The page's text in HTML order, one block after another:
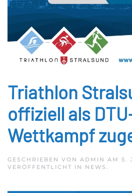
Triathlon
offiziell als
Wettkampf
GESCHRIEBEN VON ADMIN AM 5.
VERÖFFENTLICHT IN NEWS .